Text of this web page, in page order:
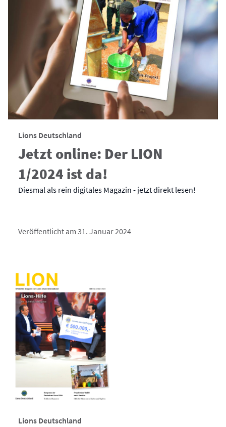
Lions Deutschland
Jetzt online: Der LION
1/2024 ist da!
Diesmal als rein digitales Magazin - jetzt direkt lesen!
Veröffentlicht am 31. Januar 2024
Lions Deutschland